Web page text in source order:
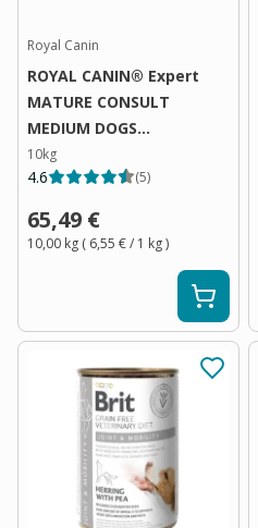
Royal Canin
ROYAL CANIN® Expert
MATURE CONSULT
MEDIUM DOGS
Trockenfutter für Hunde
10kg
4.6 (5)
65,49 €
10,00 kg ( 6,55 €/ 1 kg)